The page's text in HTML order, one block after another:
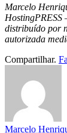
Marcelo
HostingPRESS
distribuído por
autorizada
Compartilhar.
Marcelo